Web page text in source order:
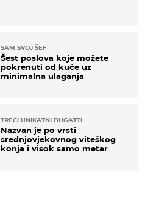
SAM SVOJ ŠEF
Šest poslova koje možete
pokrenuti od kuće uz
minimalna ulaganja
TREĆI UNIKATNI BUGATTI
Nazvan je po vrsti
srednjovjekovnog viteškog
konja i visok samo metar